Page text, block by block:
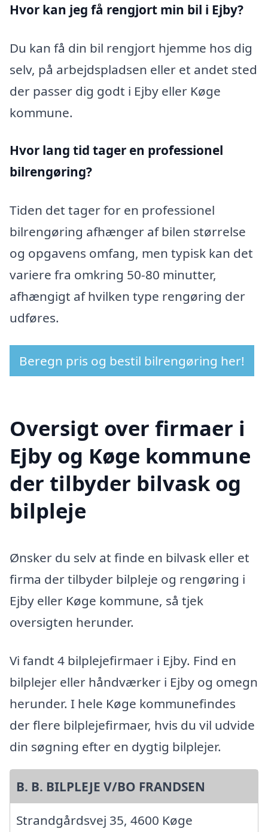
Hvor kan jeg få rengjort min bil i Ejby?
Du kan få din bil rengjort hjemme hos dig
selv, på arbejdspladsen eller et andet sted
der passer dig godt i Ejby eller Køge
kommune.
Hvor lang tid tager en professionel
bilrengøring?
Tiden det tager for en professionel
bilrengøring afhænger af bilen størrelse
og opgavens omfang, men typisk kan det
variere fra omkring 50-80 minutter,
afhængigt af hvilken type rengøring der
udføres.
Beregn pris og bestil bilrengøring her!
Oversigt over firmaer i
Ejby og Køge kommune
der tilbyder bilvask og
bilpleje
Ønsker du selv at finde en bilvask eller et
firma der tilbyder bilpleje og rengøring i
Ejby eller Køge kommune, så tjek
oversigten herunder.
Vi fandt 4 bilplejefirmaer i Ejby. Find en
bilplejer eller håndværker i Ejby og omegn
herunder. I hele Køge kommunefindes
der flere bilplejefirmaer, hvis du vil udvide
din søgning efter en dygtig bilplejer.
B. B. BILPLEJE V/BO FRANDSEN
Strandgårdsvej 35, 4600 Køge